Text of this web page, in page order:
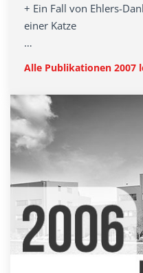
+ Ein Fall von Ehlers-
einer Katze
…
Alle Publikationen 2007